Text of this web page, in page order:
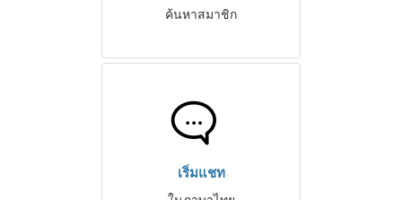
ค้นหาสมาชิก
เริ่มแชท